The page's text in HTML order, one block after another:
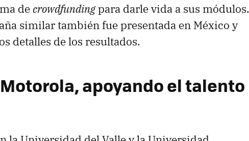
de crowdfundingpara darle vida a sus módulos.
similar también fue presentada en México y
detalles de los resultados.
Motorola, apoyando el talento